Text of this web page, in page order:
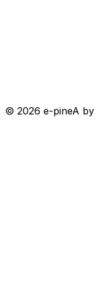
© 2026 e-pineA by